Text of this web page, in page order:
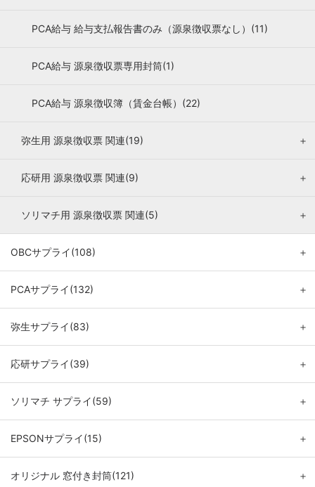
PCA給与 給与支払報告書のみ（源泉徴収票なし）(11)
PCA給与 源泉徴収票専用封筒(1)
PCA給与 源泉徴収簿（賃金台帳）(22)
弥生用 源泉徴収票 関連(19) ＋
応研用 源泉徴収票 関連(9) ＋
ソリマチ用 源泉徴収票 関連(5) ＋
OBCサプライ(108) ＋
PCAサプライ(132) ＋
弥生サプライ(83) ＋
応研サプライ(39) ＋
ソリマチ サプライ(59) ＋
EPSONサプライ(15) ＋
オリジナル 窓付き封筒(121) ＋